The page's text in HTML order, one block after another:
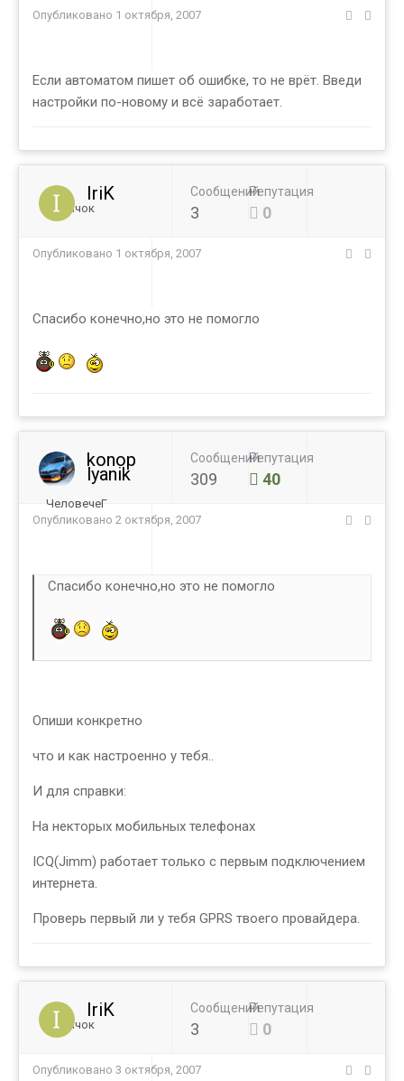
Опубликовано 1 октября, 2007
Если автоматом пишет об ошибке, то не врёт. Введи
настройки по-новому и всё заработает.
IriK
Новичок
Сообщений
3
Репутация
0
Опубликовано 1 октября, 2007
Спасибо конечно,но это не помогло
konop
lyanik
ЧеловечеГ
Сообщений
309
Репутация
40
Опубликовано 2 октября, 2007
Спасибо конечно,но это не помогло
Опиши конкретно
что и как настроенно у тебя..
И для справки:
На некторых мобильных телефонах
ICQ(Jimm) работает только с первым подключением
интернета.
Проверь первый ли у тебя GPRS твоего провайдера.
IriK
Новичок
Сообщений
3
Репутация
0
Опубликовано 3 октября, 2007